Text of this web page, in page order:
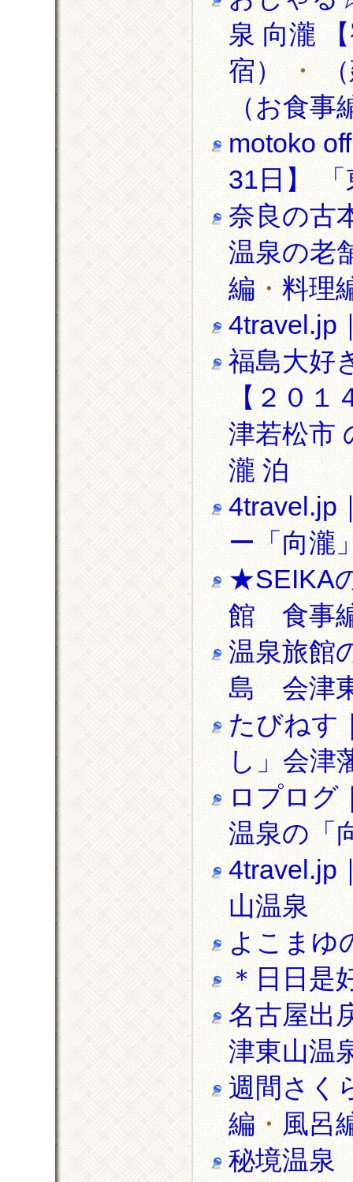
泉 向瀧
宿） ・
（お食事
motoko
31日】
奈良の古
温泉の老
編・ 料理
4travel.jp
福島大好
【２０１
津若松市
瀧 泊
4travel.jp
ー「向瀧
★SEIKA
館 食事
温泉旅館
島 会津
たびねす
し」会津
ロプログ
温泉の「
山温泉
よこまゆ
＊日日是
名古屋出
津東山温
週間さく
編・風呂
秘境温泉